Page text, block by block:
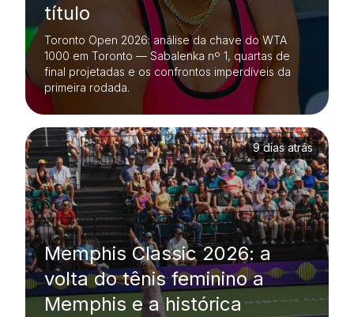
título
Toronto Open 2026: análise da chave do WTA
1000 em Toronto — Sabalenka nº 1, quartas de
final projetadas e os confrontos imperdíveis da
primeira rodada.
Memphis Classic 2026: a
volta do tênis feminino a
Memphis e a histórica
9 dias atrás